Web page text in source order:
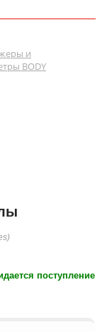
и
BODY
поступление